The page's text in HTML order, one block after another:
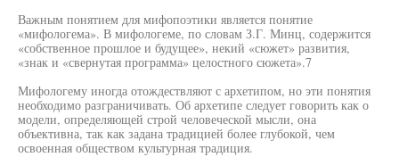
Важным понятием для мифопоэтики является понятие
«мифологема». В мифологеме, по словам З.Г. Минц, содержится
«собственное прошлое и будущее», некий «сюжет» развития,
«знак и «свернутая программа» целостного сюжета».7
Мифологему иногда отождествляют с архетипом, но эти понятия
необходимо разграничивать. Об архетипе следует говорить как о
модели, определяющей строй человеческой мысли, она
объективна, так как задана традицией более глубокой, чем
освоенная обществом культурная традиция.